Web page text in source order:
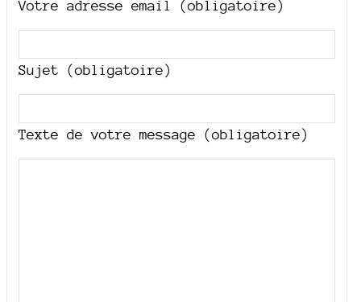
Votre adresse email (obligatoire)
Sujet (obligatoire)
Texte de votre message (obligatoire)